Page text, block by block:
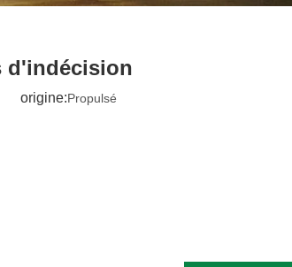
d'indécision
origine:Propulsé